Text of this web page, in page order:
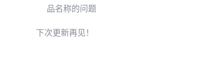
品名称的问题
下次更新再见！